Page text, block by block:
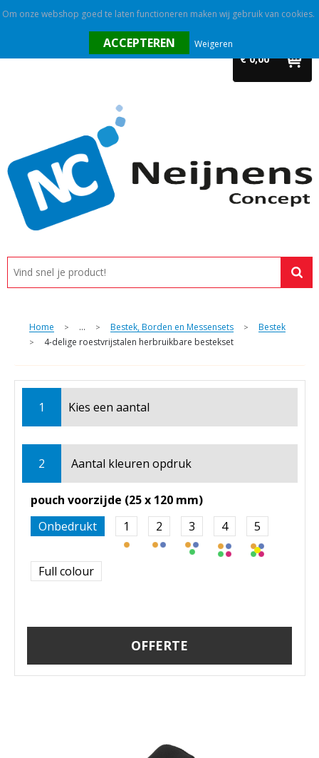
€ 0,00
Promotietextiel
Tassen
Alle categorieën
Custom made
Home > ... > Bestek, Borden en Messensets > Bestek
> 4-delige roestvrijstalen herbruikbare bestekset
1 Kies een aantal
2 Aantal kleuren opdruk
pouch voorzijde (25 x 120 mm)
Onbedrukt
1 2 3 4 5
Full colour
OFFERTE
Om onze webshop goed te laten functioneren maken wij gebruik van cookies.
Weigeren